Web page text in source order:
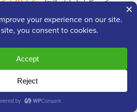
ードを使用しないでください。
会話をしましょう。